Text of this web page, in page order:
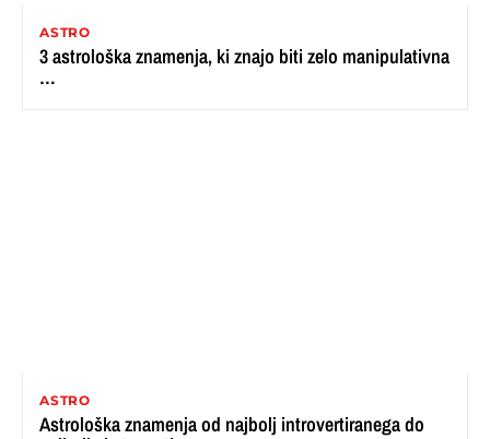
ASTRO
3 astrološka znamenja, ki znajo biti zelo manipulativna
…
ASTRO
Astrološka znamenja od najbolj introvertiranega do